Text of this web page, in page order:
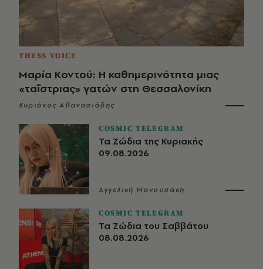
THESS VOICE
Μαρία Κοντού: Η καθημερινότητα μιας
«ταΐστριας» γατών στη Θεσσαλονίκη
Κυριάκος Αθανασιάδης
COSMIC TELEGRAM
Τα Ζώδια της Κυριακής
09.08.2026
Αγγελική Μανουσάκη
COSMIC TELEGRAM
Τα Ζώδια του Σαββάτου
08.08.2026